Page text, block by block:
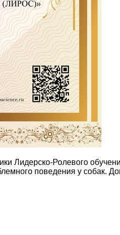
Лидерско-Ролевого
поведения у собак.